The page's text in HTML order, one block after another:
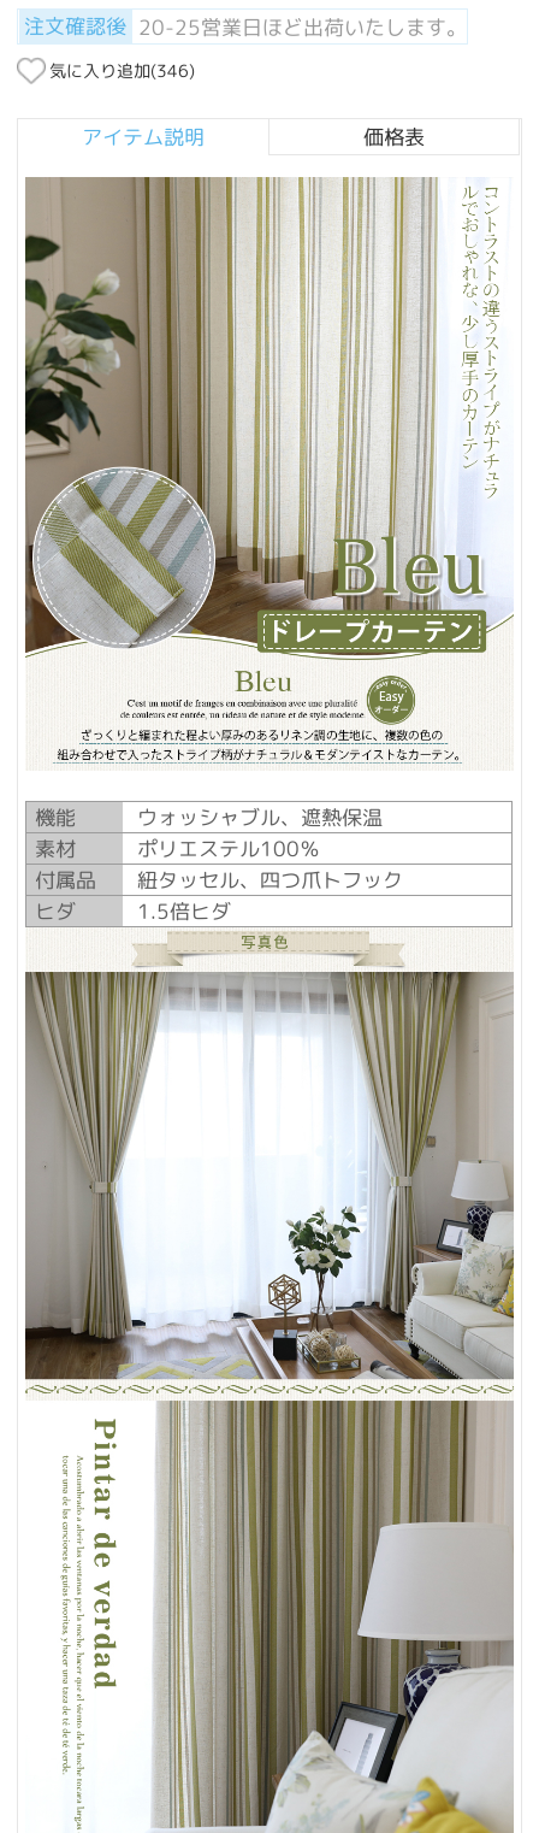
注文確認後 20-25営業日ほど出荷いたします。
気に入り追加(346)
アイテム説明 価格表
機能
ウォッシャブル、遮熱保温
素材
ポリエステル100％
付属品
紐タッセル、四つ爪トフック
ヒダ
1.5倍ヒダ